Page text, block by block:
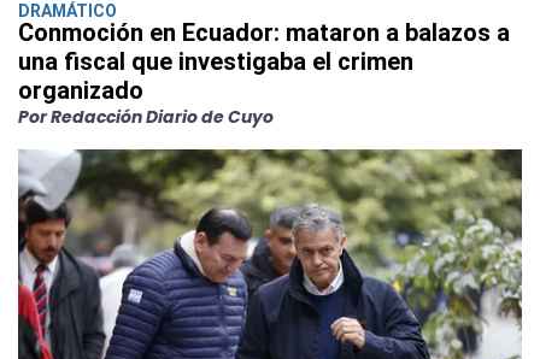
DRAMÁTICO
Conmoción en Ecuador: mataron a balazos a
una fiscal que investigaba el crimen
organizado
Por Redacción Diario de Cuyo